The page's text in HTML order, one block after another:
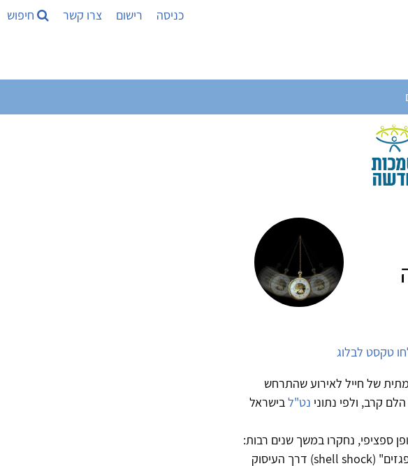
כניסה רישום צרו קשר חיפוש
טקסט לבלוג
של חייל לאירוע שהתרחש
נט"לבישראל
ספציפי, נחקרו במשך שנים רבות:
החל ממלחמת העולם הראשונה, אשר בעקבותיה נחקר "הלם הפגזים" (shell shock) דרך העיסוק